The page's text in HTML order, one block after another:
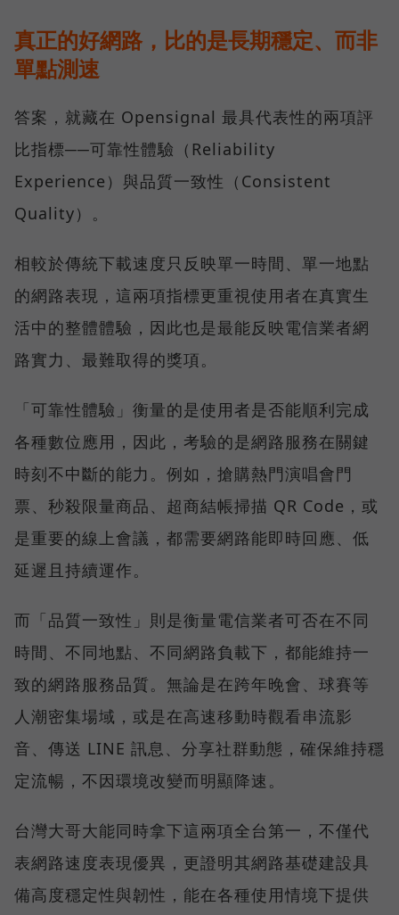
真正的好網路，比的是長期穩定、而非
單點測速
答案，就藏在 Opensignal 最具代表性的兩項評
比指標──可靠性體驗（Reliability
Experience）與品質一致性（Consistent
Quality）。
相較於傳統下載速度只反映單一時間、單一地點
的網路表現，這兩項指標更重視使用者在真實生
活中的整體體驗，因此也是最能反映電信業者網
路實力、最難取得的獎項。
「可靠性體驗」衡量的是使用者是否能順利完成
各種數位應用，因此，考驗的是網路服務在關鍵
時刻不中斷的能力。例如，搶購熱門演唱會門
票、秒殺限量商品、超商結帳掃描 QR Code，或
是重要的線上會議，都需要網路能即時回應、低
延遲且持續運作。
而「品質一致性」則是衡量電信業者可否在不同
時間、不同地點、不同網路負載下，都能維持一
致的網路服務品質。無論是在跨年晚會、球賽等
人潮密集場域，或是在高速移動時觀看串流影
音、傳送 LINE 訊息、分享社群動態，確保維持穩
定流暢，不因環境改變而明顯降速。
台灣大哥大能同時拿下這兩項全台第一，不僅代
表網路速度表現優異，更證明其網路基礎建設具
備高度穩定性與韌性，能在各種使用情境下提供